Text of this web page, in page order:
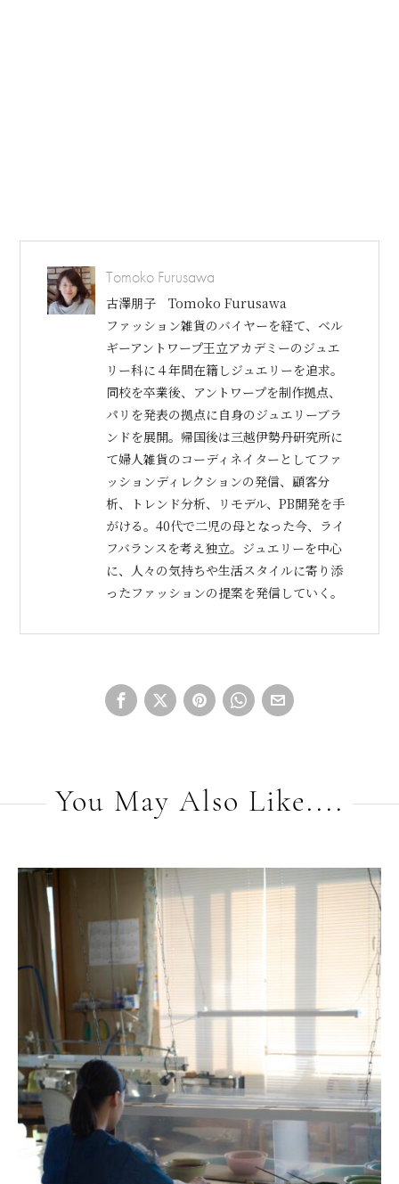
Tomoko Furusawa
古澤朋子 Tomoko Furusawa
ファッション雑貨のバイヤーを経て、ベル
ギーアントワープ王立アカデミーのジュエ
リー科に４年間在籍しジュエリーを追求。
同校を卒業後、アントワープを制作拠点、
パリを発表の拠点に自身のジュエリーブラ
ンドを展開。帰国後は三越伊勢丹研究所に
て婦人雑貨のコーディネイターとしてファ
ッションディレクションの発信、顧客分
析、トレンド分析、リモデル、PB開発を手
がける。40代で二児の母となった今、ライ
フバランスを考え独立。ジュエリーを中心
に、人々の気持ちや生活スタイルに寄り添
ったファッションの提案を発信していく。
You May Also Like....